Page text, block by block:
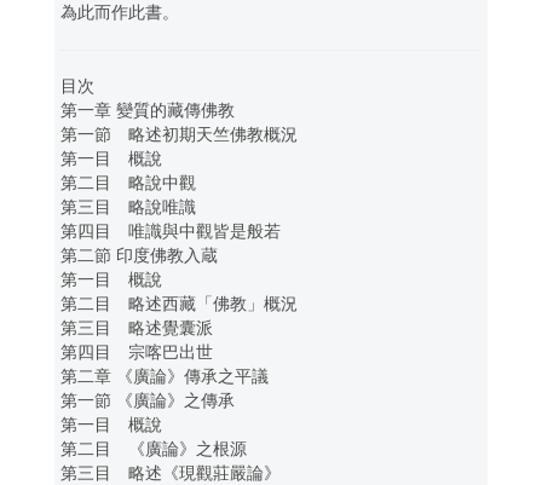
為此而作此書。
目次
第一章 變質的藏傳佛教
第一節 略述初期天竺佛教概況
第一目 概說
第二目 略說中觀
第三目 略說唯識
第四目 唯識與中觀皆是般若
第二節 印度佛教入蔵
第一目 概說
第二目 略述西藏「佛教」概況
第三目 略述覺囊派
第四目 宗喀巴出世
第二章 《廣論》傳承之平議
第一節 《廣論》之傳承
第一目 概說
第二目 《廣論》之根源
第三目 略述《現觀莊嚴論》